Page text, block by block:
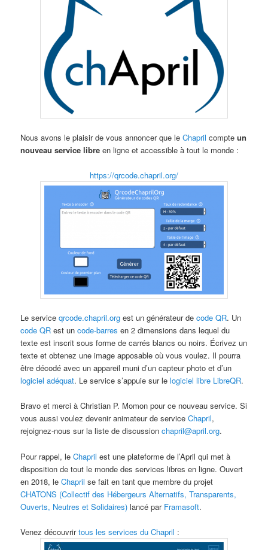
Nous avons le plaisir de vous annoncer que leChapril compteun
nouveau service libre en ligne et accessible à tout le monde :
https://qrcode.chapril.org/
Le serviceqrcode.chapril.org est un générateur decode QR. Un
code QR est uncode-barres en 2 dimensions dans lequel du
texte est inscrit sous forme de carrés blancs ou noirs. Écrivez un
texte et obtenez une image apposable où vous voulez. Il pourra
être décodé avec un appareil muni d’un capteur photo et d’un
logiciel adéquat. Le service s’appuie sur lelogiciel libre LibreQR.
Bravo et merci à Christian P. Momon pour ce nouveau service. Si
vous aussi voulez devenir animateur de serviceChapril,
rejoignez-nous sur la liste de discussionchapril@april.org.
Pour rappel, leChapril est une plateforme de l’April qui met à
disposition de tout le monde des services libres en ligne. Ouvert
en 2018, leChapril se fait en tant que membre du projet
CHATONS (Collectif des Hébergeurs Alternatifs, Transparents,
Ouverts, Neutres et Solidaires) lancé par Framasoft.
Venez découvrirtous les services du Chapril :